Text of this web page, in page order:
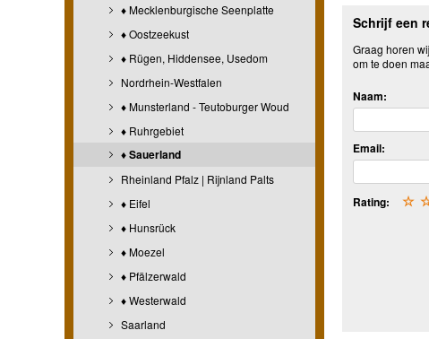
♦ Mecklenburgische Seenplatte
♦ Oostzeekust
♦ Rügen, Hiddensee, Usedom
Nordrhein-Westfalen
♦ Munsterland - Teutoburger Woud
♦ Ruhrgebiet
♦ Sauerland
Rheinland Pfalz | Rijnland Palts
♦ Eifel
♦ Hunsrück
♦ Moezel
♦ Pfälzerwald
♦ Westerwald
Saarland
Schrijf een
Graag horen
om te doen
Naam:
Email:
Rating: ☆